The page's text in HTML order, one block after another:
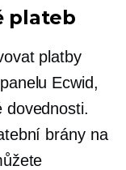
plateb
platby
Ecwid,
dovednosti.
brány na